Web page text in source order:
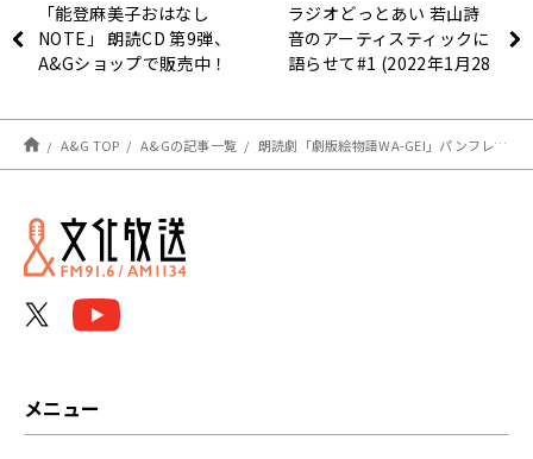
「能登麻美子おはなし
NOTE」 朗読CD 第9弾、
A&Gショップで販売中！
ラジオどっとあい 若山詩
音のアーティスティックに
語らせて#1 (2022年1月28
A&G TOP A&Gの記事一覧 朗読劇「劇版絵物語WA-GEI」パンフレット通販開始のお知らせ
メニュー